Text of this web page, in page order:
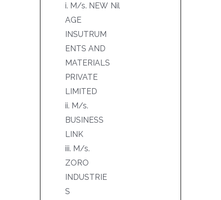
i. M/s. NEW
AGE
INSUTRUM
ENTS AND
MATERIALS
PRIVATE
LIMITED
ii. M/s.
BUSINESS
LINK
iii. M/s.
ZORO
INDUSTRIE
S
Nil